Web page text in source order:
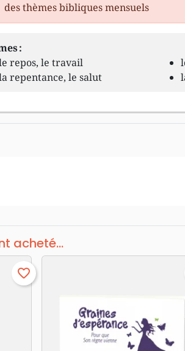
des thèmes bibliques mensuels
:
repos, le travail
repentance, le salut
acheté...
favorite_border